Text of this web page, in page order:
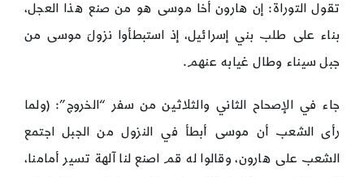
تقول التوراة: إن هارون أخا موسى هو من صنع هذا العجل،
بناء على طلب بني إسرائيل، إذ استبطأوا نزولَ موسى من
جبل سيناء وطال غيابه عنهم.
جاء في الإصحاح الثاني والثلاثين من سفر “الخروج”: (ولما
رأى الشعب أن موسى أبطأ في النزول من الجبل اجتمع
الشعب على هارون، وقالوا له قم اصنع لنا آلهة تسير أمامنا،